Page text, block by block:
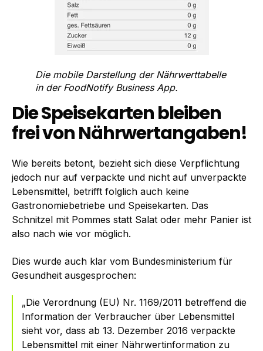
Die mobile Darstellung der Nährwerttabelle
in der FoodNotify Business App.
Die Speisekarten bleiben
frei von Nährwertangaben!
Wie bereits betont, bezieht sich diese Verpflichtung
jedoch nur auf verpackte und nicht auf unverpackte
Lebensmittel, betrifft folglich auch keine
Gastronomiebetriebe und Speisekarten. Das
Schnitzel mit Pommes statt Salat oder mehr Panier ist
also nach wie vor möglich.
Dies wurde auch klar vom Bundesministerium für
Gesundheit ausgesprochen:
„Die Verordnung (EU) Nr. 1169/2011 betreffend die
Information der Verbraucher über Lebensmittel
sieht vor, dass ab 13. Dezember 2016 verpackte
Lebensmittel mit einer Nährwertinformation zu